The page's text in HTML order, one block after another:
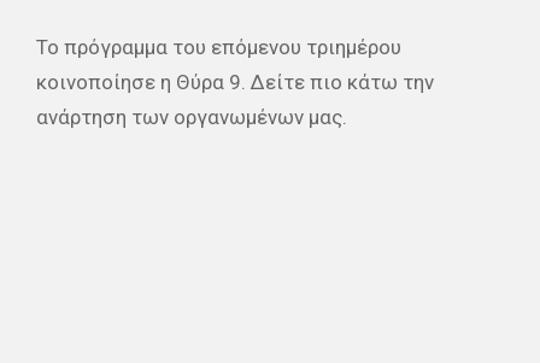
Το πρόγραμμα του επόμενου τριημέρου
κοινοποίησε η Θύρα 9. Δείτε πιο κάτω την
ανάρτηση των οργανωμένων μας.